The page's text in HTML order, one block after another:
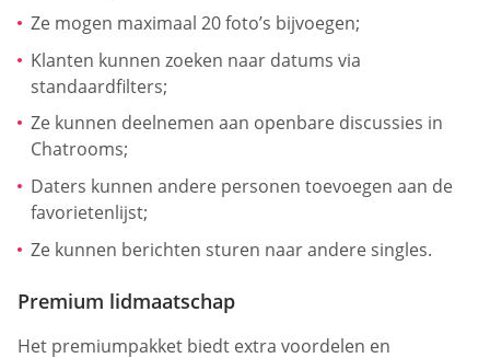
Ze mogen maximaal 20 foto’s bijvoegen;
Klanten kunnen zoeken naar datums via
standaardfilters;
Ze kunnen deelnemen aan openbare discussies in
Chatrooms;
Daters kunnen andere personen toevoegen aan de
favorietenlijst;
Ze kunnen berichten sturen naar andere singles.
Premium lidmaatschap
Het premiumpakket biedt extra voordelen en